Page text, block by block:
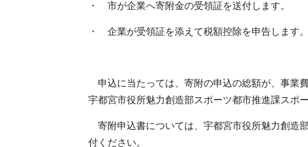
・ 市が企業へ寄附金の受領証を送付します。
・ 企業が受領証を添えて税額控除を申告します。
申込に当たっては、寄附の申込の総額が、事業
宇都宮市役所魅力創造部スポーツ都市推進課スポ
寄附申込書については、宇都宮市役所魅力創造
付ください。